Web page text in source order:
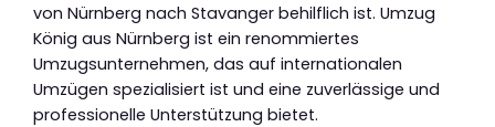
von Nürnberg nach Stavanger behilflich ist. Umzug
König aus Nürnberg ist ein renommiertes
Umzugsunternehmen, das auf internationalen
Umzügen spezialisiert ist und eine zuverlässige und
professionelle Unterstützung bietet.